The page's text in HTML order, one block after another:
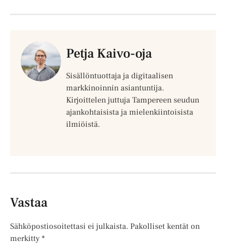
Petja Kaivo-oja
Sisällöntuottaja ja digitaalisen
markkinoinnin asiantuntija.
Kirjoittelen juttuja Tampereen seudun
ajankohtaisista ja mielenkiintoisista
ilmiöistä.
Vastaa
Sähköpostiosoitettasi ei julkaista. Pakolliset kentät on
merkitty *